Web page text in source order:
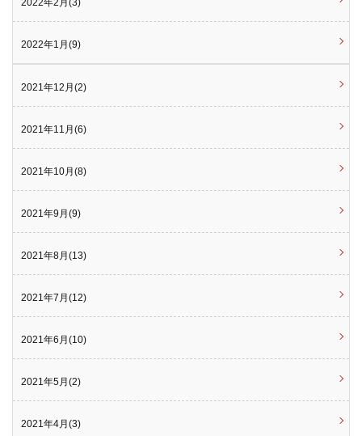
2022年1月(9)
2021年12月(2)
2021年11月(6)
2021年10月(8)
2021年9月(9)
2021年8月(13)
2021年7月(12)
2021年6月(10)
2021年5月(2)
2021年4月(3)